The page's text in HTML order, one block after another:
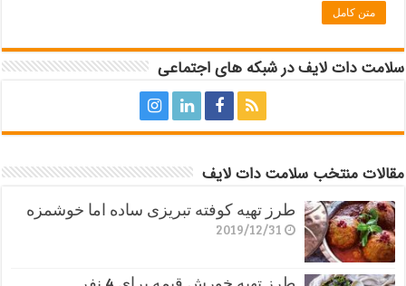
متن کامل
سلامت دات لایف در شبکه های اجتماعی
مقالات منتخب سلامت دات لایف
طرز تهیه کوفته تبریزی ساده اما خوشمزه
2019/12/31